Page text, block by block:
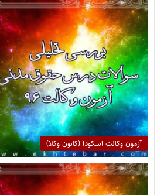
آزمون وکالت اسکودا (کانون وکلا)